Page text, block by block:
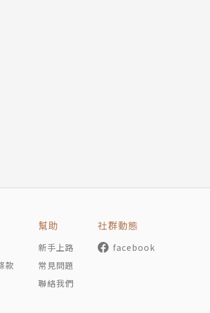
款
幫助
新手上路
常見問題
聯絡我們
社群動態
facebook